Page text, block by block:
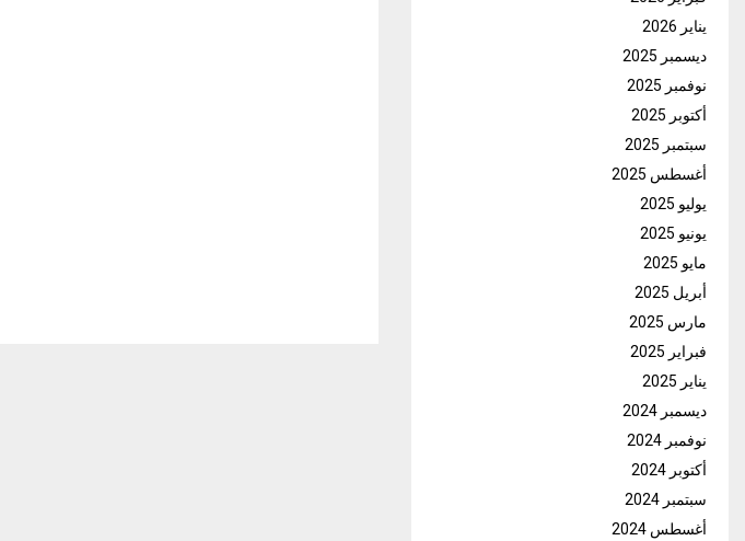
يناير 2026
ديسمبر 2025
نوفمبر 2025
أكتوبر 2025
سبتمبر 2025
أغسطس 2025
يوليو 2025
يونيو 2025
مايو 2025
أبريل 2025
مارس 2025
فبراير 2025
يناير 2025
ديسمبر 2024
نوفمبر 2024
أكتوبر 2024
سبتمبر 2024
أغسطس 2024